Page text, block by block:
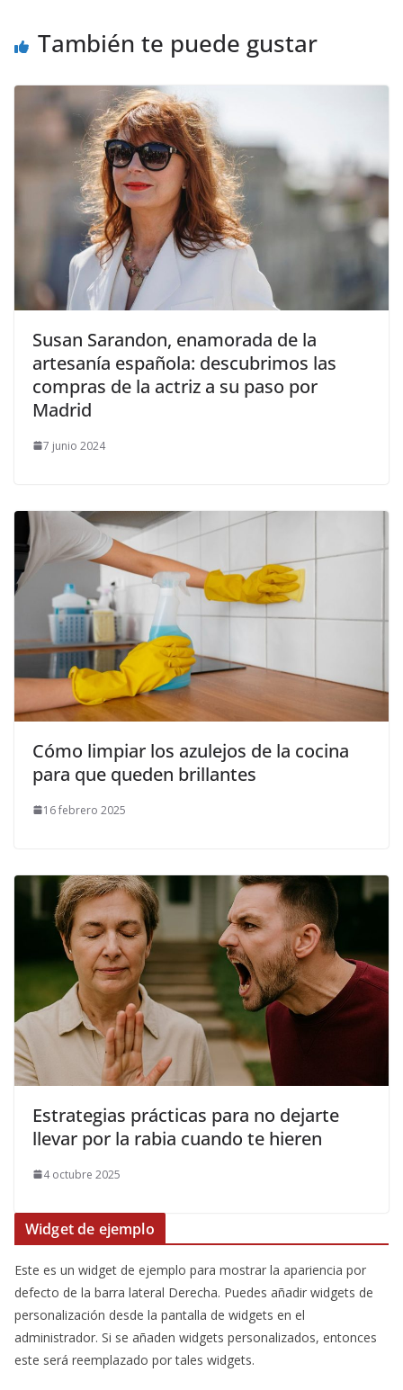
También te puede gustar
​Susan Sarandon, enamorada de la
artesanía española: descubrimos las
compras de la actriz a su paso por
Madrid
7 junio 2024
Cómo limpiar los azulejos de la cocina
para que queden brillantes
16 febrero 2025
Estrategias prácticas para no dejarte
llevar por la rabia cuando te hieren
4 octubre 2025
Widget de ejemplo
Este es un widget de ejemplo para mostrar la apariencia por
defecto de la barra lateral Derecha. Puedes añadir widgets de
personalización desde la pantalla de widgets en el
administrador. Si se añaden widgets personalizados, entonces
este será reemplazado por tales widgets.